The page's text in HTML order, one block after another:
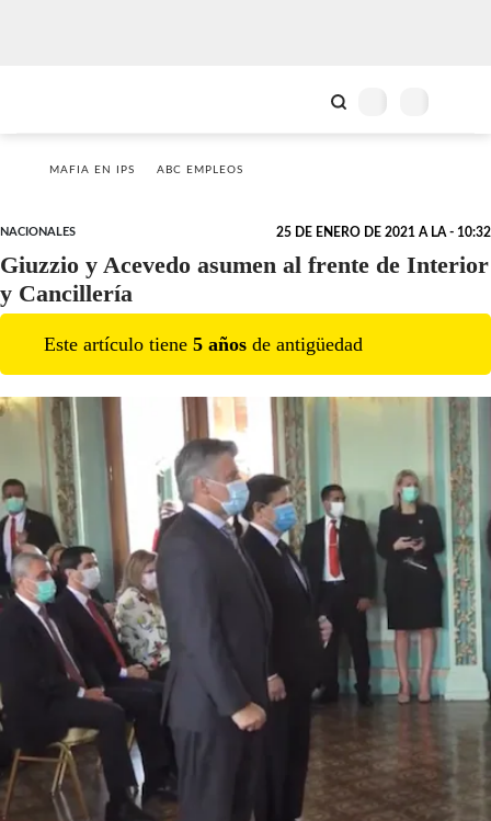
MAFIA EN IPS ABC EMPLEOS
NACIONALES 25 DE ENERO DE 2021 A LA - 10:32
Giuzzio y Acevedo asumen al frente de Interior
y Cancillería
Este artículo tiene 5 años de antigüedad